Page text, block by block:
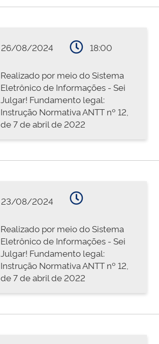
26/08/2024 18:00
Realizado por meio do Sistema
Eletrônico de Informações - Sei
Julgar! Fundamento legal:
Instrução Normativa ANTT nº 12,
de 7 de abril de 2022
23/08/2024
Realizado por meio do Sistema
Eletrônico de Informações - Sei
Julgar! Fundamento legal:
Instrução Normativa ANTT nº 12,
de 7 de abril de 2022